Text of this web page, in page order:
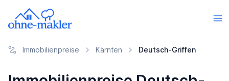
Immobilienpreise Kärnten Deutsch-Griffen